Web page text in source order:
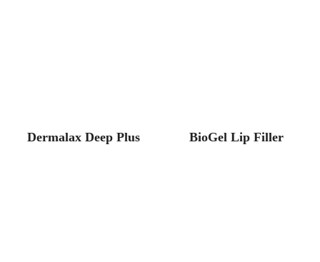
Dermalax Deep Plus BioGel Lip Filler